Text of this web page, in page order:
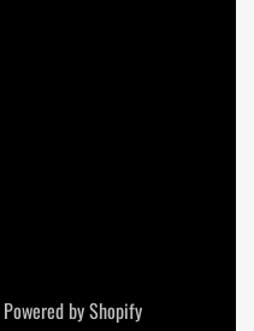
Powered by Shopify